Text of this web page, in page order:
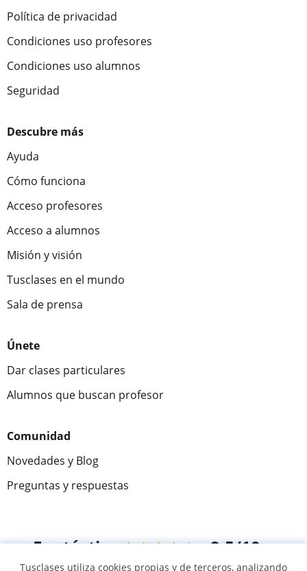
Política de privacidad
Condiciones uso profesores
Condiciones uso alumnos
Seguridad
Descubre más
Ayuda
Cómo funciona
Acceso profesores
Acceso a alumnos
Misión y visión
Tusclases en el mundo
Sala de prensa
Únete
Dar clases particulares
Alumnos que buscan profesor
Comunidad
Novedades y Blog
Preguntas y respuestas
Fantástica★★★★★ 9,5/10
Tusclases utiliza cookies propias y de terceros, analizando